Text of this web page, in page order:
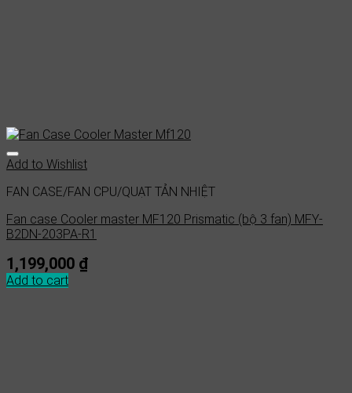
Add to Wishlist
FAN CASE/FAN CPU/QUẠT TẢN NHIỆT
Fan case Cooler master MF120 Prismatic (bộ 3 fan) MFY-
B2DN-203PA-R1
1,199,000 ₫
Add to cart